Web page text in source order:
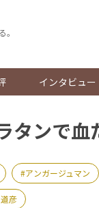
。
インタビュー
タンで
アンガージュマン
彦